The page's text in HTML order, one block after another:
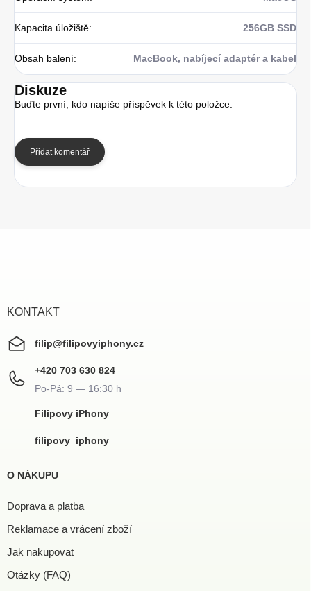
Kapacita úložiště: 256GB SSD
Obsah balení: MacBook, nabíjecí adaptér a kabel
Diskuze
Buďte první, kdo napíše příspěvek k této položce.
Přidat komentář
KONTAKT
filip@filipovyiphony.cz
+420 703 630 824
Filipovy iPhony
filipovy_iphony
O NÁKUPU
Doprava a platba
Reklamace a vrácení zboží
Jak nakupovat
Otázky (FAQ)